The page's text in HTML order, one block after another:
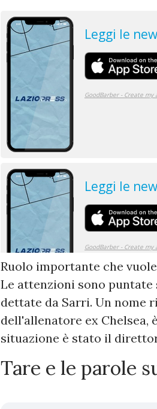
Ruolo importante che
Le attenzioni sono
dettate da Sarri. Un nome
dell'allenatore ex Chelsea,
situazione è stato il
Tare e le parole